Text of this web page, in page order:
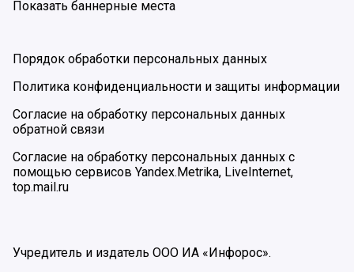
Показать баннерные места
Порядок обработки персональных данных
Политика конфиденциальности и защиты информации
Согласие на обработку персональных данных
обратной связи
Согласие на обработку персональных данных с
помощью сервисов Yandex.Metrika, LiveInternet,
top.mail.ru
Учредитель и издатель ООО ИА «Инфорос».